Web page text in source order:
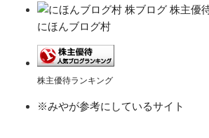
にほんブログ村
株主優待ランキング
※みやが参考にしているサイト